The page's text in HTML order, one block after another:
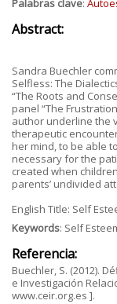
Palabras clave:
Abstract:
Sandra Buechler
Selfless: The
“The Roots and
panel “The
author underline the
therapeutic
her mind, to be able
necessary for the
created when
parents’ undivided
English Title: Self
Keywords: Self
Referencia:
Buechler, S. (2012).
e Investigación
www.ceir.org.es ].